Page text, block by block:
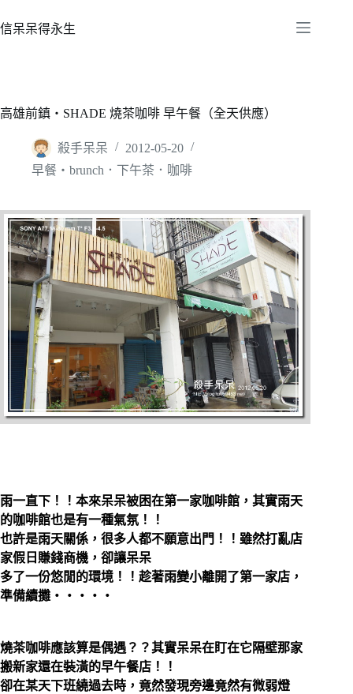
至
容
信呆呆得永生
高雄前鎮‧SHADE 燒茶咖啡 早午餐（全天供應）
殺手呆呆
2012-05-20
早餐‧brunch．下午茶．咖啡
雨一直下！！本來呆呆被困在第一家咖啡館，其實雨天
的咖啡館也是有一種氣氛！！
也許是雨天關係，很多人都不願意出門！！雖然打亂店
家假日賺錢商機，卻讓呆呆
多了一份悠閒的環境！！趁著雨變小離開了第一家店，
準備續攤‧‧‧‧‧
燒茶咖啡應該算是偶遇？？其實呆呆在盯在它隔壁那家
搬新家還在裝潢的早午餐店！！
卻在某天下班繞過去時，竟然發現旁邊竟然有微弱燈